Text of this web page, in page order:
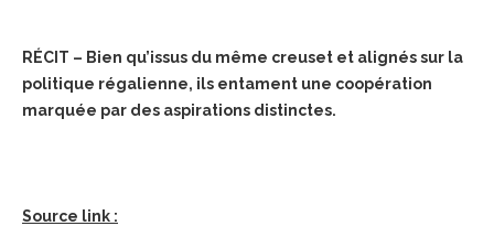
RÉCIT – Bien qu’issus du même creuset et alignés sur la
politique régalienne, ils entament une coopération
marquée par des aspirations distinctes.
Source link :